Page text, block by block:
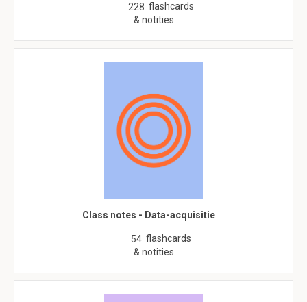
228 flashcards
& notities
Class notes - Data-acquisitie
54 flashcards
& notities